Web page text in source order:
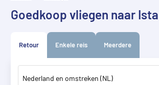
Goedkoop vliegen naar
Retour Enkele reis Meerdere